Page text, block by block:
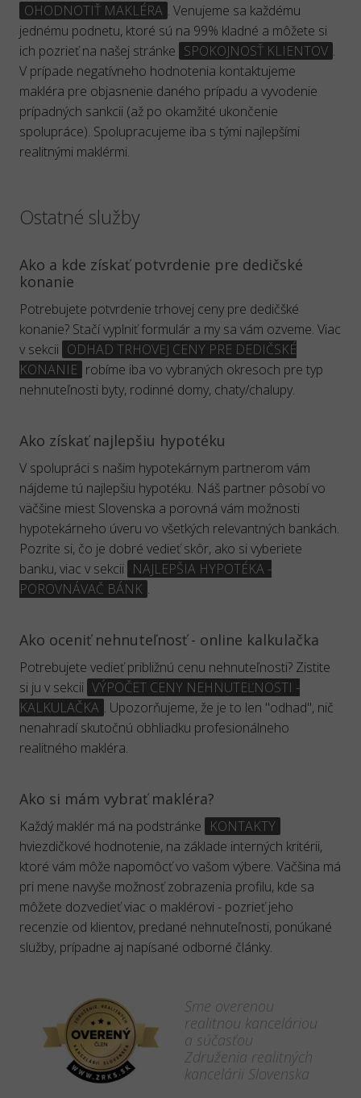
OHODNOTIŤ MAKLÉRA . Venujeme sa každému
jednému podnetu, ktoré sú na 99% kladné a môžete si
ich pozrieť na našej stránke SPOKOJNOSŤ KLIENTOV .
V prípade negatívneho hodnotenia kontaktujeme
makléra pre objasnenie daného prípadu a vyvodenie
prípadných sankcii (až po okamžité ukončenie
spolupráce). Spolupracujeme iba s tými najlepšími
realitnými maklérmi.
Ostatné služby
Ako a kde získať potvrdenie pre dedičské
konanie
Potrebujete potvrdenie trhovej ceny pre dedičšké
konanie? Stačí vyplniť formulár a my sa vám ozveme. Viac
v sekcii ODHAD TRHOVEJ CENY PRE DEDIČSKÉ
KONANIE robíme iba vo vybraných okresoch pre typ
nehnuteľnosti byty, rodinné domy, chaty/chalupy.
Ako získať najlepšiu hypotéku
V spolupráci s našim hypotekárnym partnerom vám
nájdeme tú najlepšiu hypotéku. Náš partner pôsobí vo
väčšine miest Slovenska a porovná vám možnosti
hypotekárneho úveru vo všetkých relevantných bankách.
Pozrite si, čo je dobré vedieť skôr, ako si vyberiete
banku, viac v sekcii NAJLEPŠIA HYPOTÉKA -
POROVNÁVAČ BÁNK .
Ako oceniť nehnuteľnosť - online kalkulačka
Potrebujete vedieť približnú cenu nehnuteľnosti? Zistite
si ju v sekcii VÝPOČET CENY NEHNUTEĽNOSTI -
KALKULAČKA . Upozorňujeme, že je to len "odhad", nič
nenahradí skutočnú obhliadku profesionálneho
realitného makléra.
Ako si mám vybrať makléra?
Každý maklér má na podstránke KONTAKTY
hviezdičkové hodnotenie, na základe interných kritérii,
ktoré vám môže napomôcť vo vašom výbere. Väčšina má
pri mene navyše možnosť zobrazenia profilu, kde sa
môžete dozvedieť viac o maklérovi - pozrieť jeho
recenzie od klientov, predané nehnuteľnosti, ponúkané
služby, prípadne aj napísané odborné články.
Sme overenou
realitnou kanceláriou
a súčasťou
Združenia realitných
kancelárii Slovenska